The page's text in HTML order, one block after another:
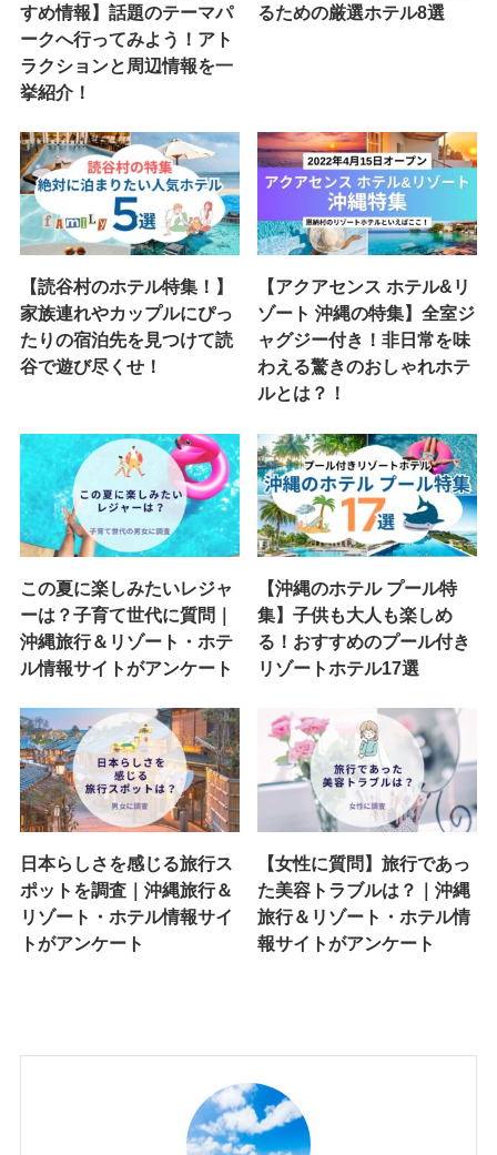
すめ情報】話題のテーマパ
ークへ行ってみよう！アト
ラクションと周辺情報を一
挙紹介！
るための厳選ホテル8選
【読谷村のホテル特集！】
家族連れやカップルにぴっ
たりの宿泊先を見つけて読
谷で遊び尽くせ！
【アクアセンス ホテル&リ
ゾート 沖縄の特集】全室ジ
ャグジー付き！非日常を味
わえる驚きのおしゃれホテ
ルとは？！
この夏に楽しみたいレジャ
ーは？子育て世代に質問｜
沖縄旅行＆リゾート・ホテ
ル情報サイトがアンケート
【沖縄のホテル プール特
集】子供も大人も楽しめ
る！おすすめのプール付き
リゾートホテル17選
日本らしさを感じる旅行ス
ポットを調査｜沖縄旅行＆
リゾート・ホテル情報サイ
トがアンケート
【女性に質問】旅行であっ
た美容トラブルは？｜沖縄
旅行＆リゾート・ホテル情
報サイトがアンケート